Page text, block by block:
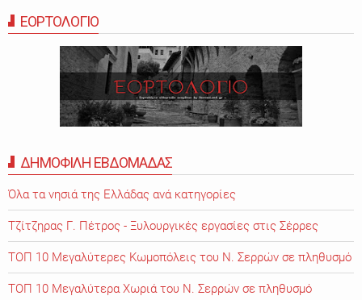
ΕΟΡΤΟΛΟΓΙΟ
ΔΗΜΟΦΙΛΗ ΕΒΔΟΜΑΔΑΣ
Όλα τα νησιά της Ελλάδας ανά κατηγορίες
Τζίτζηρας Γ. Πέτρος - Ξυλουργικές εργασίες στις Σέρρες
ΤΟΠ 10 Μεγαλύτερες Κωμοπόλεις του Ν. Σερρών σε πληθυσμό
ΤΟΠ 10 Μεγαλύτερα Χωριά του Ν. Σερρών σε πληθυσμό